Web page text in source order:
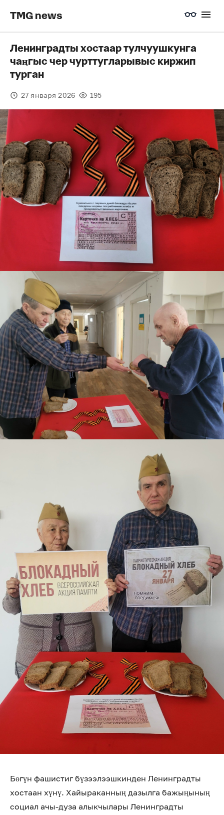
TMG news
Ленинградты хостаар тулчуушкунга
чаңгыс чер чурттугларывыс киржип
турган
27 января 2026 195
Бөгүн фашистиг бүзээлээшкинден Ленинградты
хостаан хүнү. Хайыраканның дазылга бажыңының
социал ачы-дуза алыкчылары Ленинградты